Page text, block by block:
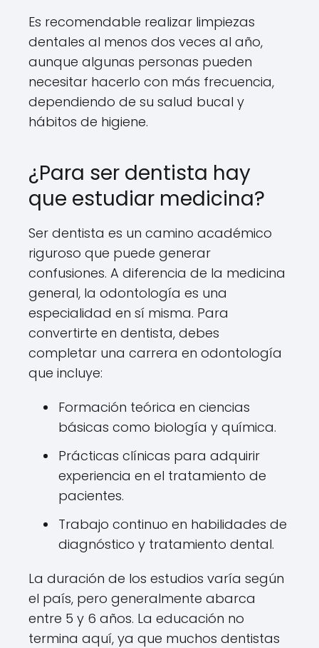
Es recomendable realizar limpiezas
dentales al menos dos veces al año,
aunque algunas personas pueden
necesitar hacerlo con más frecuencia,
dependiendo de su salud bucal y
hábitos de higiene.
¿Para ser dentista hay
que estudiar medicina?
Ser dentista es un camino académico
riguroso que puede generar
confusiones. A diferencia de la medicina
general, la odontología es una
especialidad en sí misma. Para
convertirte en dentista, debes
completar una carrera en odontología
que incluye:
Formación teórica en ciencias
básicas como biología y química.
Prácticas clínicas para adquirir
experiencia en el tratamiento de
pacientes.
Trabajo continuo en habilidades de
diagnóstico y tratamiento dental.
La duración de los estudios varía según
el país, pero generalmente abarca
entre 5 y 6 años. La educación no
termina aquí, ya que muchos dentistas